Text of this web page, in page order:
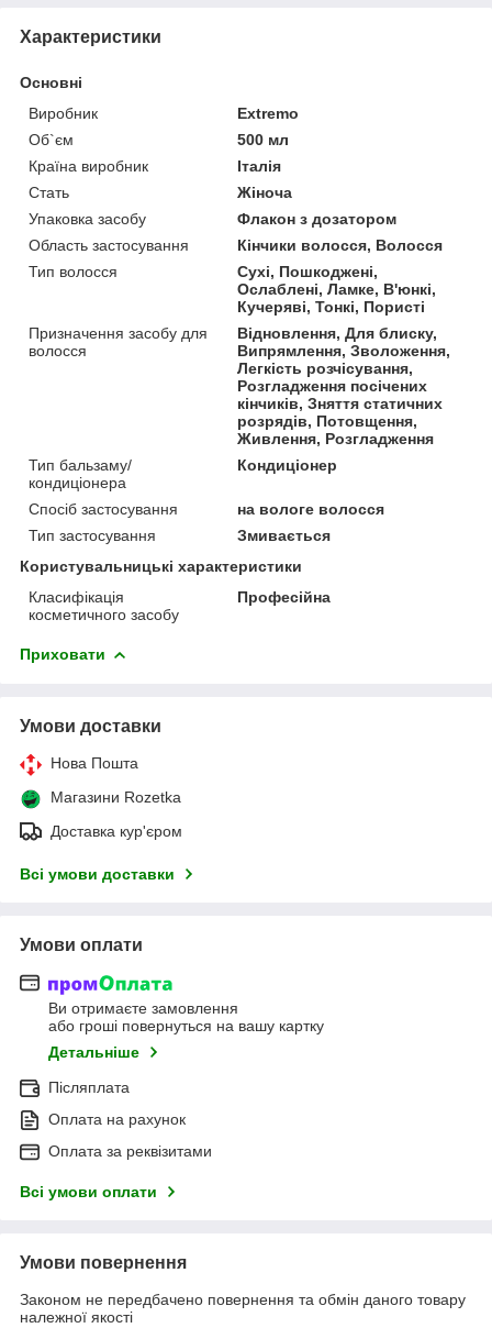
Характеристики
Основні
Виробник
Extremo
Об`єм
500 мл
Країна виробник
Італія
Стать
Жіноча
Упаковка засобу
Флакон з дозатором
Область застосування
Кінчики волосся, Волосся
Тип волосся
Сухі, Пошкоджені,
Ослаблені, Ламке, В'юнкі,
Кучеряві, Тонкі, Пористі
Призначення засобу для
волосся
Відновлення, Для блиску,
Випрямлення, Зволоження,
Легкість розчісування,
Розгладження посічених
кінчиків, Зняття статичних
розрядів, Потовщення,
Живлення, Розгладження
Тип бальзаму/
кондиціонера
Кондиціонер
Спосіб застосування
на вологе волосся
Тип застосування
Змивається
Користувальницькі характеристики
Класифікація
косметичного засобу
Професійна
Приховати
Умови доставки
Нова Пошта
Магазини Rozetka
Доставка кур'єром
Всі умови доставки
Умови оплати
Ви отримаєте замовлення
або гроші повернуться на вашу картку
Детальніше
Післяплата
Оплата на рахунок
Оплата за реквізитами
Всі умови оплати
Умови повернення
Законом не передбачено повернення та обмін даного товару
належної якості